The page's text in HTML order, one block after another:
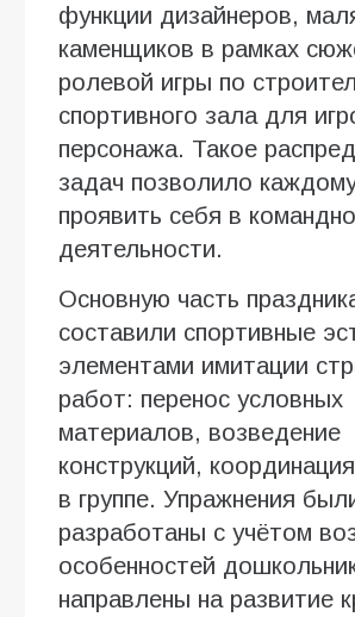
функции дизайнеров,
каменщиков в рамках
ролевой игры по
спортивного зала для
персонажа. Такое
задач позволило
проявить себя в
деятельности.
Основную часть
составили спортивные
элементами имитации
работ: перенос условных
материалов, возведение
конструкций,
в группе. Упражнения
разработаны с учётом
особенностей
направлены на развитие